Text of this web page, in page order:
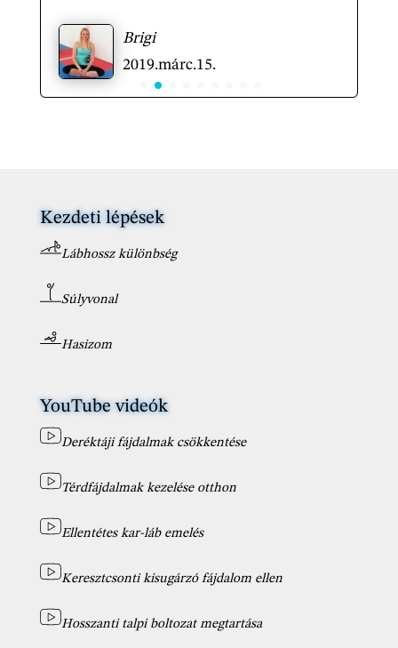
Brigi
2019.márc.15.
Kezdeti lépések
Lábhossz különbség
Súlyvonal
Hasizom
YouTube videók
Deréktáji fájdalmak csökkentése
Térdfájdalmak kezelése otthon
Ellentétes kar-láb emelés
Keresztcsonti kisugárzó fájdalom ellen
Hosszanti talpi boltozat megtartása